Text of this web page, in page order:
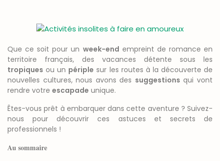
Que ce soit pour un week-end empreint de romance en
territoire français, des vacances détente sous les
tropiques ou un périple sur les routes à la découverte de
nouvelles cultures, nous avons des suggestions qui vont
rendre votre escapade unique.
Êtes-vous prêt à embarquer dans cette aventure ? Suivez-
nous pour découvrir ces astuces et secrets de
professionnels !
Au sommaire